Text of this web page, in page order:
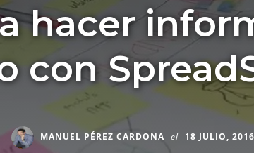
hacer
con
MANUEL PÉREZ CARDONA el 18 JULIO, 2016